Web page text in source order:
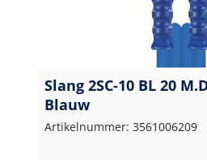
Slang 2SC-10 BL 20
Blauw
Artikelnummer: 3561006209